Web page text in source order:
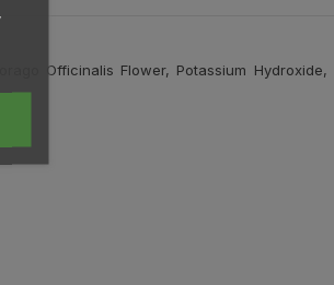
Officinalis Flower, Potassium Hydroxide,